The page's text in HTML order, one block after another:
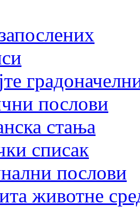
послови
стања
списак
послови
животне